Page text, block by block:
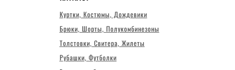
Куртки, Костюмы, Дождевики
Брюки, Шорты, Полукомбинезоны
Толстовки, Свитера, Жилеты
Рубашки, Футболки